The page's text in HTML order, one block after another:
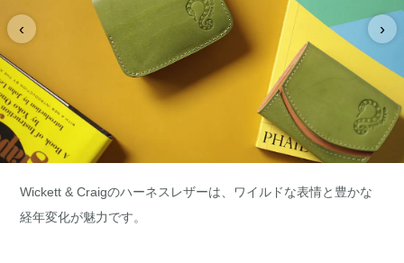
‹ ›
Wickett & Craigのハーネスレザーは、ワイルドな表情と豊かな
経年変化が魅力です。